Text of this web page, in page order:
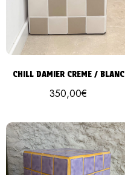
CHILL DAMIER CREME / BLANC
350,00€